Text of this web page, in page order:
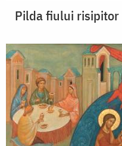
Pilda fiului risipitor